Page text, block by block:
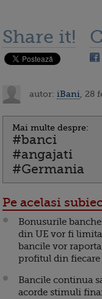
Share it!
autor: iBani , 28
Mai multe despre:
#banci
#angajati
#Germania
Pe acelasi
Bonusurile
din UE vor fi
bancile vor raporta
profitul din fiecare
Bancile continua
acorde stimuli